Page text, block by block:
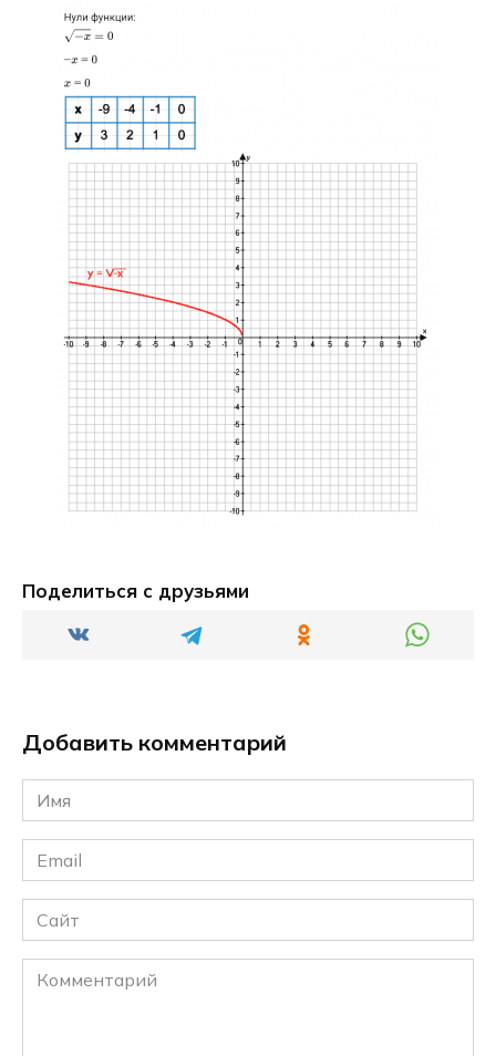
Поделиться с друзьями
Добавить комментарий
Имя
*
Email
*
Сайт
Комментарий